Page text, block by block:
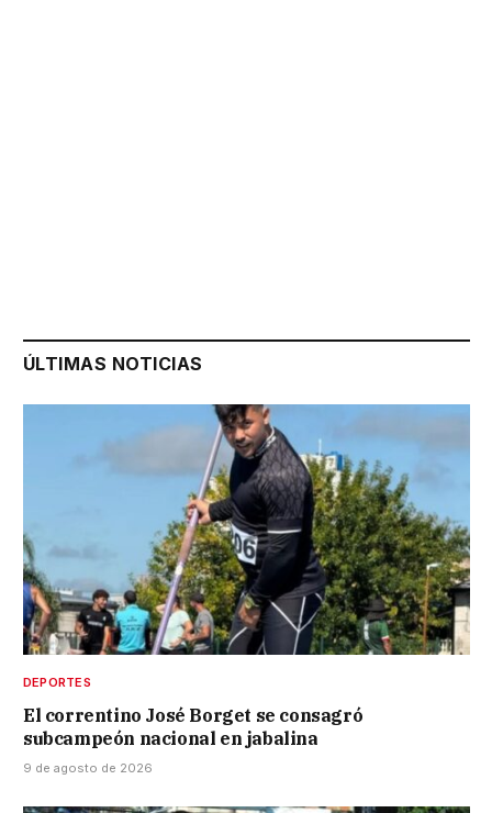
ÚLTIMAS NOTICIAS
DEPORTES
El correntino José Borget se consagró
subcampeón nacional en jabalina
9 de agosto de 2026